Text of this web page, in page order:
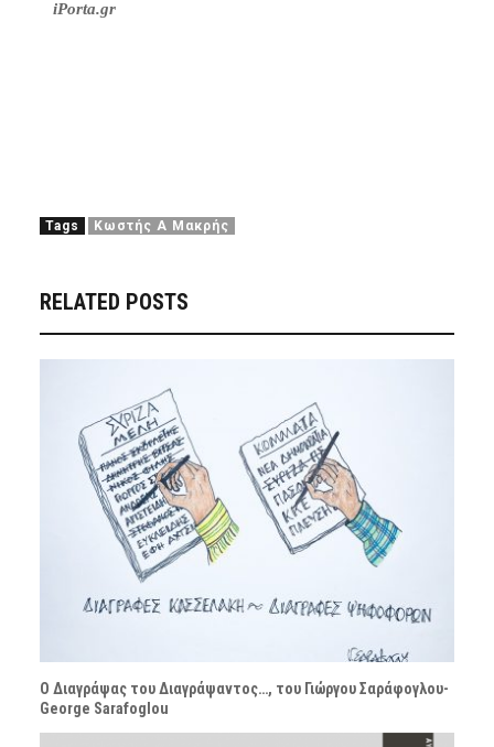
iPorta.gr
Tags Κωστής Α Μακρής
RELATED POSTS
Ο Διαγράψας του Διαγράψαντος…, του Γιώργου Σαράφογλου-
George Sarafoglou